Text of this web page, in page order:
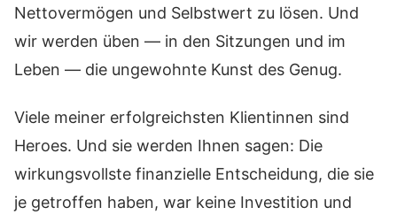
Nettovermögen und Selbstwert zu lösen. Und
wir werden üben — in den Sitzungen und im
Leben — die ungewohnte Kunst des Genug.
Viele meiner erfolgreichsten Klientinnen sind
Heroes. Und sie werden Ihnen sagen: Die
wirkungsvollste finanzielle Entscheidung, die sie
je getroffen haben, war keine Investition und